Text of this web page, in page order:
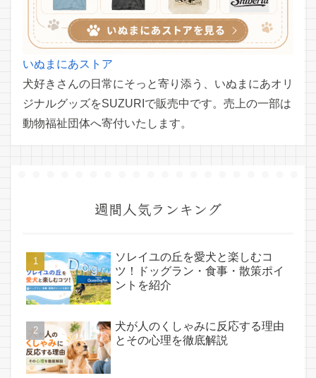
いぬまにあストア
犬好きさんの日常にそっと寄り添う、いぬまにあオリ
ジナルグッズをSUZURIで販売中です。売上の一部は
動物福祉団体へ寄付いたします。
週間人気ランキング
ソレイユの丘を愛犬と楽しむコ
ツ！ドッグラン・食事・散策ポイ
ントを紹介
犬が人のくしゃみに反応する理由
とその心理を徹底解説